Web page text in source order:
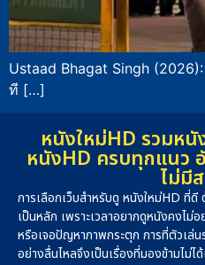
Ustaad Bhagat Singh
ที […]
หนังใหม่HD รวมหนั
หนังHD ครบทุกแนว
ไม่มี
การเลือกเว็บสำหรับดู หนังใหม่HD ที่ดี
เป็นหลัก เพราะเวลาอยากดูหนังคงไม่
หรือเจอปัญหาภาพกระตุก การที่ตัวเล่
อย่างลื่นไหลจึงเป็นเรื่องที่มองข้ามไม่ไ